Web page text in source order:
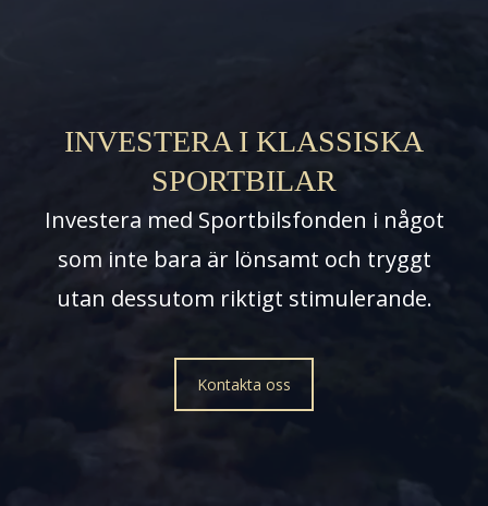
INVESTERA I KLASSISKA
SPORTBILAR
Investera med Sportbilsfonden i något
som inte bara är lönsamt och tryggt
utan dessutom riktigt stimulerande.
Kontakta oss